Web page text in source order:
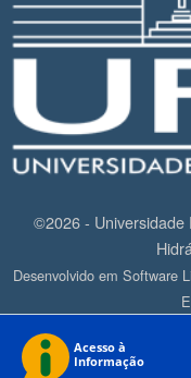
©2026 - Universidade
Desenvolvido em Software